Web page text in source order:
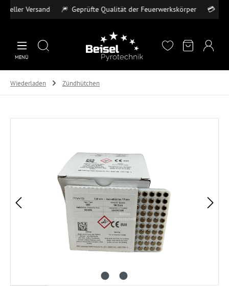
Zum Hauptinhalt springen
Versand 🎆 Geprüfte Qualität der Feuerwerkskörper 💳
MENÜ
Wiederladen Zündhütchen